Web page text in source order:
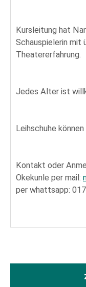
Kursleitung hat
Schauspielerin mit
Theatererfahrung.
Jedes Alter ist
Leihschuhe
Kontakt oder
Okekunle per mail:
per whattsapp: